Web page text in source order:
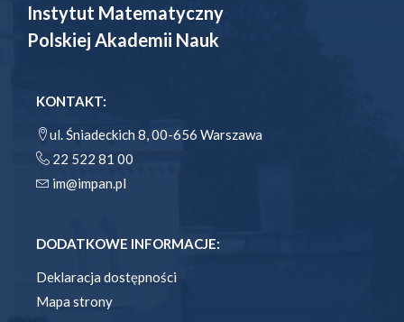
Instytut Matematyczny
Polskiej Akademii Nauk
KONTAKT:
ul. Śniadeckich 8, 00-656 Warszawa
22 522 81 00
im@impan.pl
DODATKOWE INFORMACJE:
Deklaracja dostępności
Mapa strony